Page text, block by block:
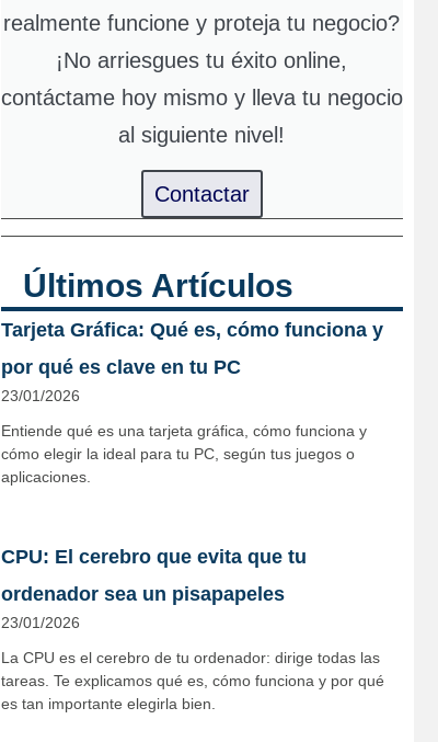
realmente funcione y proteja tu negocio?
¡No arriesgues tu éxito online,
contáctame hoy mismo y lleva tu negocio
al siguiente nivel!
Contactar
Últimos Artículos
Tarjeta Gráfica: Qué es, cómo funciona y
por qué es clave en tu PC
23/01/2026
Entiende qué es una tarjeta gráfica, cómo funciona y
cómo elegir la ideal para tu PC, según tus juegos o
aplicaciones.
CPU: El cerebro que evita que tu
ordenador sea un pisapapeles
23/01/2026
La CPU es el cerebro de tu ordenador: dirige todas las
tareas. Te explicamos qué es, cómo funciona y por qué
es tan importante elegirla bien.